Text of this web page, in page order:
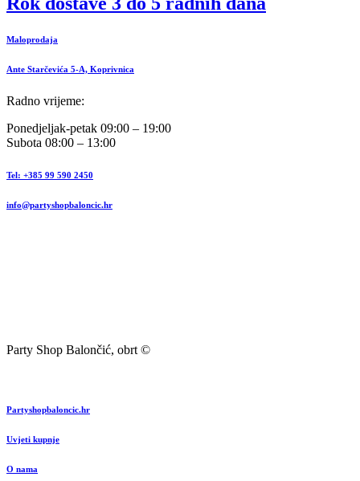
Maloprodaja
Ante Starčevića 5-A, Koprivnica
Radno vrijeme:
Ponedjeljak-petak 09:00 – 19:00
Subota 08:00 – 13:00
Tel: +385 99 590 2450
info@partyshopbaloncic.hr
Party Shop Balončić, obrt ©
Partyshopbaloncic.hr
Uvjeti kupnje
O nama